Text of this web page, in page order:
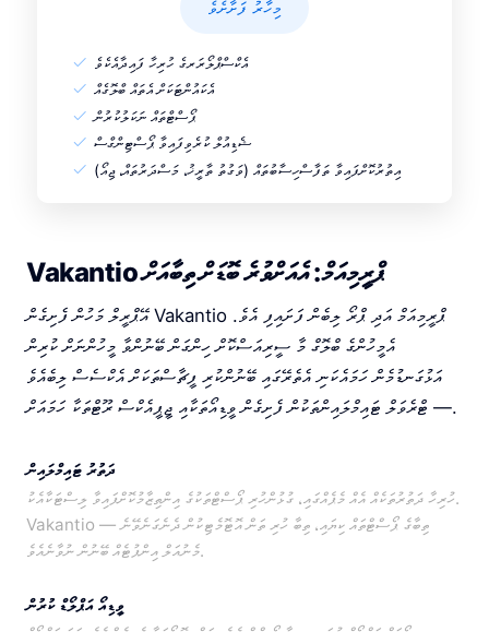
މިހާރު ފަށާށެވެ
އެކްސްޕްލޯރަރގެ ހުރިހާ ފައިދާއެކެވެ
އެކައުންޓަކަށް އެތައް ބްލޮގެއް
ޕޯސްޓްތައް ނަކަލުކުރުން
ޝެޑިއުލް ކުރެވިފައިވާ ޕޯސްޓިންގްސް
އިތުރުކޮށްފައިވާ ތަފާސްހިސާބުތައް (ވަގުތު ތާރީޚު، މަސްދަރުތައް، ޖިއޯ)
Vakantio ޕްރީމިއަމް: އެއަށްވުރެ ބޮޑަށް ތިބާއަށް
އޭޕްރީލް މަހުން ފެށިގެން Vakantio ޕްރީމިއަމް އަދި ޕްރޯ ލިބެން ފަށައިފި އެވެ.
އެމީހުންގެ ބްލޮގް މާ ސީރިއަސްކޮށް ހިންގަން ބޭނުންވާ މީހުންނަށް ކުރިން
އަޅުގަނޑުމެން ހަމައެކަނި އެތެރޭގައި ބޭނުންކުރި ފީޗާސްތަކަށް އެކްސެސް ލިބެއެވެ
— ޓްރެވަލް ޓައިމްލައިންތަކުން ފެށިގެން ވީޑިއޯތަކާއި ޖީޕީއެކްސް ރޫޓްތަކާ ހަމައަށް.
ދަތުރު ޓައިމްލައިން
ހުރިހާ ދަތުރުތަކެއް އެއް މެޕެއްގައި، ގުޅުންހުރި ޕޯސްޓްތަކުގެ އިންތިޒާމުކޮށްފައިވާ ލިސްޓަކާއެކު.
Vakantio ތިބާގެ ޕޯސްޓްތައް ކިޔައި، ތިބާ ހުރި ތަން އޮޓޮމެޓިކުން ދެނެގަނެވޭނެ —
މެނުއަލް އިންޕުޓެއް ބޭނުން ނުވާނެއެވެ.
ވީޑިއޯ އަޕްލޯޑް ކުރުން